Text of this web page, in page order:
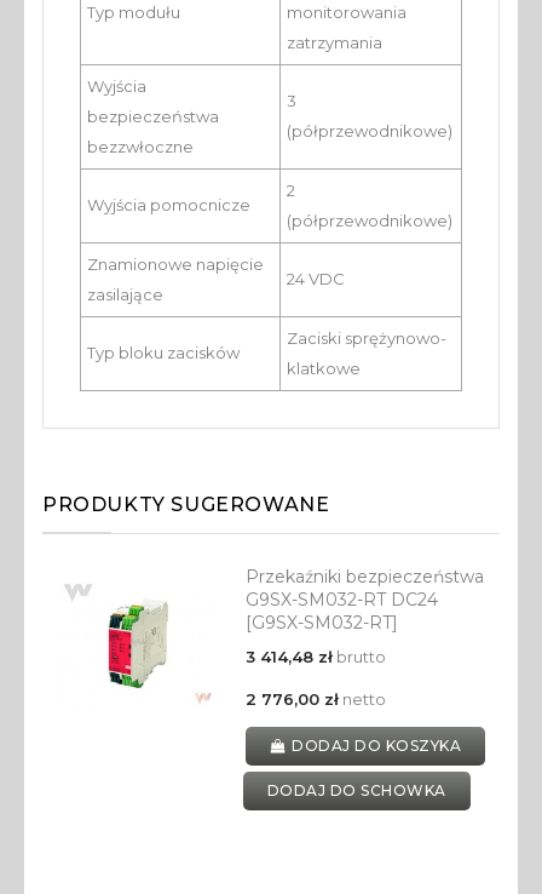
Typ modułu
monitorowania
zatrzymania
Wyjścia
bezpieczeństwa
bezzwłoczne
3
(półprzewodnikowe)
Wyjścia pomocnicze
2
(półprzewodnikowe)
Znamionowe napięcie
zasilające
24 VDC
Typ bloku zacisków
Zaciski sprężynowo-
klatkowe
PRODUKTY SUGEROWANE
Przekaźniki bezpieczeństwa
G9SX-SM032-RT DC24
[G9SX-SM032-RT]
3 414,48 złbrutto
2 776,00 złnetto
DODAJ DO KOSZYKA
DODAJ DO SCHOWKA